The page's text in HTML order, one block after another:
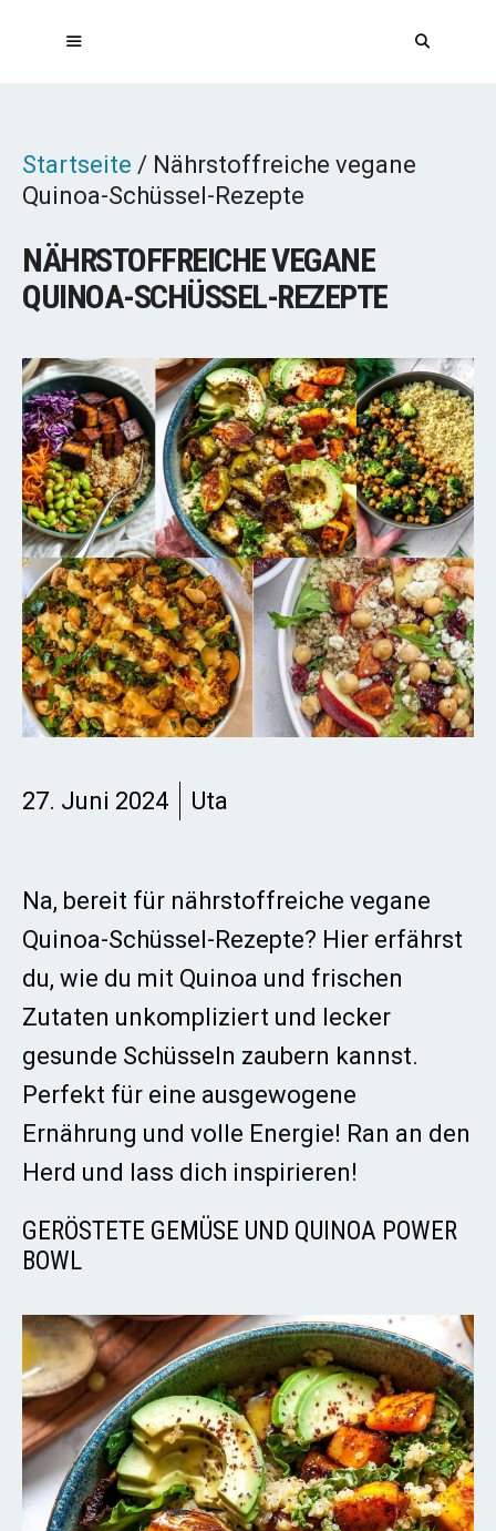
Startseite / Nährstoffreiche vegane
Quinoa-Schüssel-Rezepte
NÄHRSTOFFREICHE VEGANE
QUINOA-SCHÜSSEL-REZEPTE
27. Juni 2024 Uta
Na, bereit für nährstoffreiche vegane
Quinoa-Schüssel-Rezepte? Hier erfährst
du, wie du mit Quinoa und frischen
Zutaten unkompliziert und lecker
gesunde Schüsseln zaubern kannst.
Perfekt für eine ausgewogene
Ernährung und volle Energie! Ran an den
Herd und lass dich inspirieren!
GERÖSTETE GEMÜSE UND QUINOA POWER
BOWL